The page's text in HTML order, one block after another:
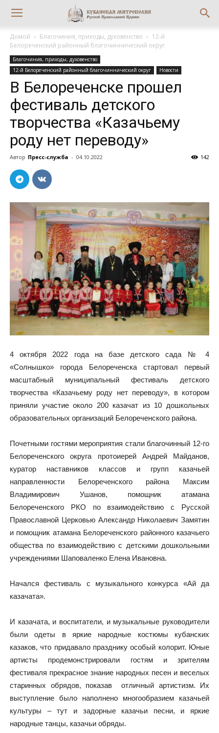
Домой Благочиния, приходы, духовенство
12-й
Белореченский районный благочиннический округ
Благочиния, приходы, духовенство
12-й Белореченский районный благочиннический округ
Новости
В Белореченске прошел
фестиваль детского
творчества «Казачьему
роду нет переводу»
Автор Пресс-служба - 04.10.2022 142
4 октября 2022 года на базе детского сада № 4
«Солнышко» города Белореченска стартовал первый
масштабный муниципальный фестиваль детского
творчества «Казачьему роду нет переводу», в котором
приняли участие около 200 казачат из 10 дошкольных
образовательных организаций Белореченского района.
Почетными гостями мероприятия стали благочинный 12-го
Белореченского округа протоиерей Андрей Майданов,
куратор наставников классов и групп казачьей
направленности Белореченского района Максим
Владимирович Ушанов, помощник атамана
Белореченского РКО по взаимодействию с Русской
Православной Церковью Александр Николаевич Замятин
и помощник атамана Белореченского районного казачьего
общества по взаимодействию с детскими дошкольными
учреждениями Шаповаленко Елена Ивановна.
Начался фестиваль с музыкального конкурса «Ай да
казачата».
И казачата, и воспитатели, и музыкальные руководители
были одеты в яркие народные костюмы кубанских
казаков, что придавало празднику особый колорит. Юные
артисты продемонстрировали гостям и зрителям
фестиваля прекрасное знание народных песен и веселых
старинных обрядов, показав отличный артистизм. Их
выступление было наполнено многообразием казачьей
культуры – тут и задорные казачьи песни, и яркие
народные танцы, казачьи обряды.